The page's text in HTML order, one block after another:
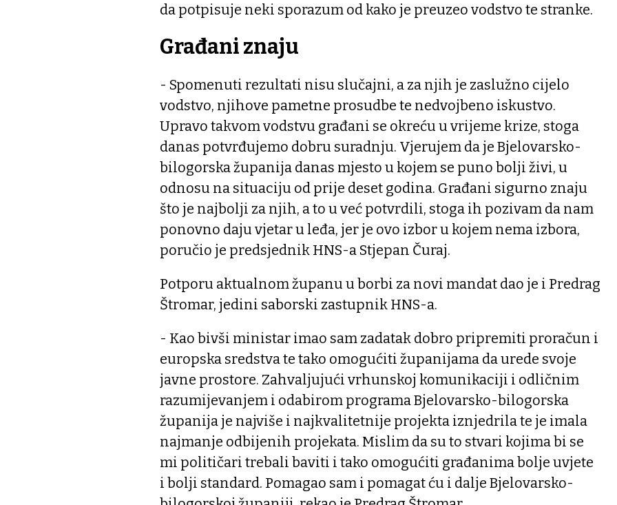
da potpisuje neki sporazum od kako je preuzeo vodstvo te stranke.
Građani znaju
- Spomenuti rezultati nisu slučajni, a za njih je zaslužno cijelo
vodstvo, njihove pametne prosudbe te nedvojbeno iskustvo.
Upravo takvom vodstvu građani se okreću u vrijeme krize, stoga
danas potvrđujemo dobru suradnju. Vjerujem da je Bjelovarsko-
bilogorska županija danas mjesto u kojem se puno bolji živi, u
odnosu na situaciju od prije deset godina. Građani sigurno znaju
što je najbolji za njih, a to u već potvrdili, stoga ih pozivam da nam
ponovno daju vjetar u leđa, jer je ovo izbor u kojem nema izbora,
poručio je predsjednik HNS-a Stjepan Čuraj.
Potporu aktualnom županu u borbi za novi mandat dao je i Predrag
Štromar, jedini saborski zastupnik HNS-a.
- Kao bivši ministar imao sam zadatak dobro pripremiti proračun i
europska sredstva te tako omogućiti županijama da urede svoje
javne prostore. Zahvaljujući vrhunskoj komunikaciji i odličnim
razumijevanjem i odabirom programa Bjelovarsko-bilogorska
županija je najviše i najkvalitetnije projekta iznjedrila te je imala
najmanje odbijenih projekata. Mislim da su to stvari kojima bi se
mi političari trebali baviti i tako omogućiti građanima bolje uvjete
i bolji standard. Pomagao sam i pomagat ću i dalje Bjelovarsko-